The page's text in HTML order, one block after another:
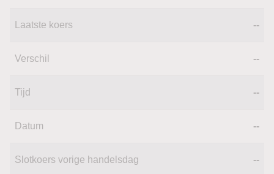
Laatste koers --
Verschil --
Tijd --
Datum --
Slotkoers vorige handelsdag --